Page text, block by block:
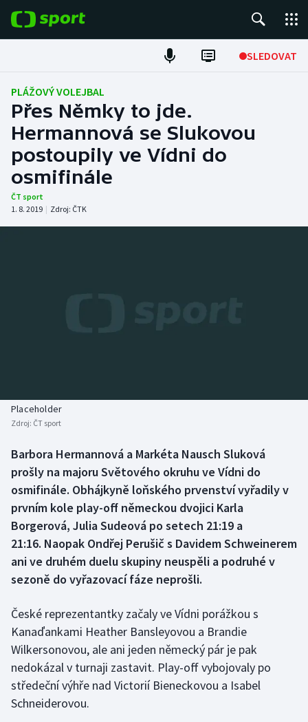
SLEDOVAT
Fotbal
Hokej
Tenis
Atletika
Boby a skeleton
Box
Curling
Dostihy
Florbal
Futsal
Golf
Gymnastika
Házená
AZ kvíz
PLÁŽOVÝ VOLEJBAL
Přes Němky to jde.
Hermannová se Slukovou
postoupily ve Vídni do
osmifinále
ČT sport
1. 8. 2019 | Zdroj: ČTK
Placeholder
Zdroj: ČT sport
Barbora Hermannová a Markéta Nausch Sluková
prošly na majoru Světového okruhu ve Vídni do
osmifinále. Obhájkyně loňského prvenství vyřadily v
prvním kole play-off německou dvojici Karla
Borgerová, Julia Sudeová po setech 21:19 a
21:16. Naopak Ondřej Perušič s Davidem Schweinerem
ani ve druhém duelu skupiny neuspěli a podruhé v
sezoně do vyřazovací fáze neprošli.
České reprezentantky začaly ve Vídni porážkou s
Kanaďankami Heather Bansleyovou a Brandie
Wilkersonovou, ale ani jeden německý pár je pak
nedokázal v turnaji zastavit. Play-off vybojovaly po
středeční výhře nad Victorií Bieneckovou a Isabel
Schneiderovou.